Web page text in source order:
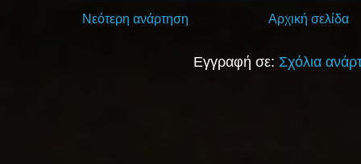
Νεότερη ανάρτηση Αρχική σελίδα
Εγγραφή σε: Σχόλια